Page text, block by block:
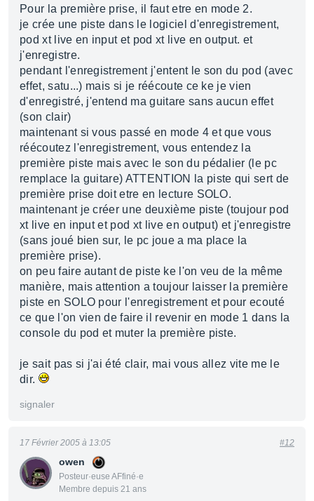
Pour la première prise, il faut etre en mode 2.
je crée une piste dans le logiciel d'enregistrement,
pod xt live en input et pod xt live en output. et
j'enregistre.
pendant l'enregistrement j'entent le son du pod (avec
effet, satu...) mais si je réécoute ce ke je vien
d'enregistré, j'entend ma guitare sans aucun effet
(son clair)
maintenant si vous passé en mode 4 et que vous
réécoutez l'enregistrement, vous entendez la
première piste mais avec le son du pédalier (le pc
remplace la guitare) ATTENTION la piste qui sert de
première prise doit etre en lecture SOLO.
maintenant je créer une deuxième piste (toujour pod
xt live en input et pod xt live en output) et j'enregistre
(sans joué bien sur, le pc joue a ma place la
première prise).
on peu faire autant de piste ke l'on veu de la même
manière, mais attention a toujour laisser la première
piste en SOLO pour l'enregistrement et pour ecouté
ce que l'on vien de faire il revenir en mode 1 dans la
console du pod et muter la première piste.
je sait pas si j'ai été clair, mai vous allez vite me le
dir.
signaler
owen
Posteur·euse AFfiné·e
Membre depuis 21 ans
17 Février 2005 à 13:05 #12